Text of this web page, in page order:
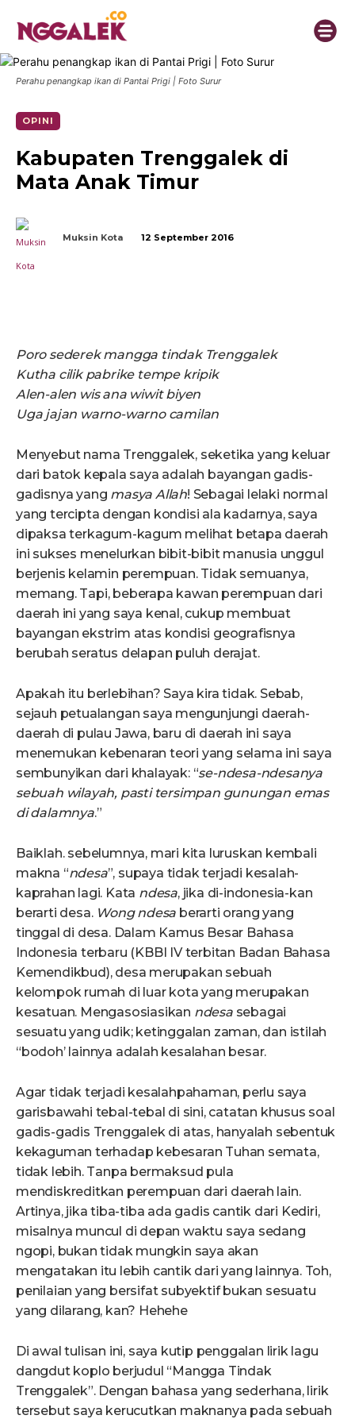
Perahu penangkap ikan di Pantai Prigi | Foto Surur
OPINI
Kabupaten Trenggalek di
Mata Anak Timur
Muksin Kota 12 September 2016
Poro sederek mangga tindak Trenggalek
Kutha cilik pabrike tempe kripik
Alen-alen wisanawiwit biyen
Ugajajan warno-warno camilan
Menyebut nama Trenggalek, seketika yang keluar
dari batok kepala saya adalah bayangan gadis-
gadisnya yang masya Allah! Sebagai lelaki normal
yang tercipta dengan kondisi ala kadarnya, saya
dipaksa terkagum-kagum melihat betapa daerah
ini sukses menelurkan bibit-bibit manusia unggul
berjenis kelamin perempuan. Tidak semuanya,
memang. Tapi, beberapa kawan perempuan dari
daerah ini yang saya kenal, cukup membuat
bayangan ekstrim atas kondisi geografisnya
berubah seratus delapan puluh derajat.
Apakah itu berlebihan? Saya kira tidak. Sebab,
sejauh petualangan saya mengunjungi daerah-
daerah di pulau Jawa, baru di daerah ini saya
menemukan kebenaran teori yang selama ini saya
sembunyikan dari khalayak: “se-ndesa-ndesanya
sebuah wilayah, pasti tersimpan gunungan emas
di dalamnya.”
Baiklah. sebelumnya, mari kita luruskan kembali
makna “ndesa”, supaya tidak terjadi kesalah-
kaprahan lagi. Kata ndesa, jika di-indonesia-kan
berarti desa. Wong ndesa berarti orang yang
tinggal di desa. Dalam Kamus Besar Bahasa
Indonesia terbaru (KBBI IV terbitan Badan Bahasa
Kemendikbud), desa merupakan sebuah
kelompok rumah di luar kota yang merupakan
kesatuan. Mengasosiasikan ndesasebagai
sesuatu yang udik; ketinggalan zaman, dan istilah
“bodoh’ lainnya adalah kesalahan besar.
Agar tidak terjadi kesalahpahaman, perlu saya
garisbawahi tebal-tebal di sini, catatan khusus soal
gadis-gadis Trenggalek di atas, hanyalah sebentuk
kekaguman terhadap kebesaran Tuhan semata,
tidak lebih. Tanpa bermaksud pula
mendiskreditkan perempuan dari daerah lain.
Artinya, jika tiba-tiba ada gadis cantik dari Kediri,
misalnya muncul di depan waktu saya sedang
ngopi, bukan tidak mungkin saya akan
mengatakan itu lebih cantik dari yang lainnya. Toh,
penilaian yang bersifat subyektif bukan sesuatu
yang dilarang, kan? Hehehe
Di awal tulisan ini, saya kutip penggalan lirik lagu
dangdut koplo berjudul “Mangga Tindak
Trenggalek”. Dengan bahasa yang sederhana, lirik
tersebut saya kerucutkan maknanya pada sebuah